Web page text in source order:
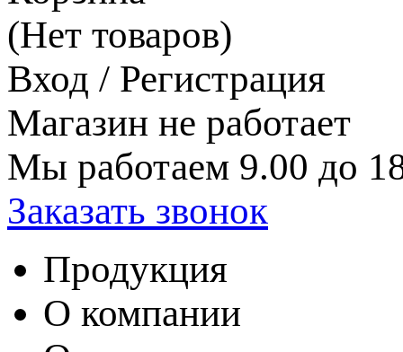
(Нет товаров)
Вход / Регистрация
Магазин не работает
Мы работаем 9.00 до
Заказать звонок
Продукция
О компании